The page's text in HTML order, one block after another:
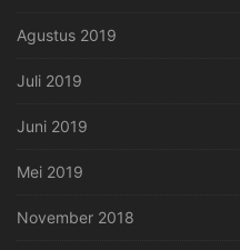
Agustus 2019
Juli 2019
Juni 2019
Mei 2019
November 2018